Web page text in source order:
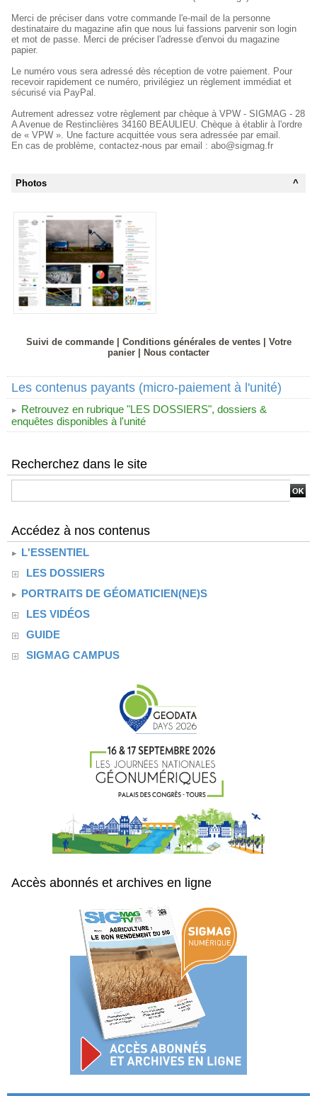
Merci de préciser dans votre commande l'e-mail de la personne
destinataire du magazine afin que nous lui fassions parvenir son login
et mot de passe. Merci de préciser l'adresse d'envoi du magazine
papier.
Le numéro vous sera adressé dès réception de votre paiement. Pour
recevoir rapidement ce numéro, privilégiez un règlement immédiat et
sécurisé via PayPal.
Autrement adressez votre règlement par chèque à VPW - SIGMAG - 28
A Avenue de Restinclières 34160 BEAULIEU. Chèque à établir à l'ordre
de « VPW ». Une facture acquittée vous sera adressée par email.
En cas de problème, contactez-nous par email : abo@sigmag.fr
^
Photos
Suivi de commande Conditions générales de ventes
Votre
panier
Nous contacter
Les contenus payants (micro-paiement à l'unité)
Retrouvez en rubrique "LES DOSSIERS", dossiers &
enquêtes disponibles à l'unité
Recherchez dans le site
Accédez à nos contenus
L'ESSENTIEL
LES DOSSIERS
PORTRAITS DE GÉOMATICIEN(NE)S
LES VIDÉOS
GUIDE
SIGMAG CAMPUS
Accès abonnés et archives en ligne